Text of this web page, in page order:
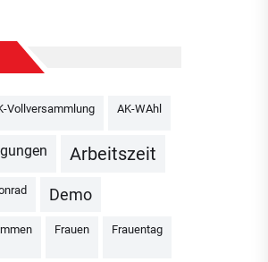
Vollversammlung AK-WAhl
Arbeitszeit
Demo
Frauen Frauentag